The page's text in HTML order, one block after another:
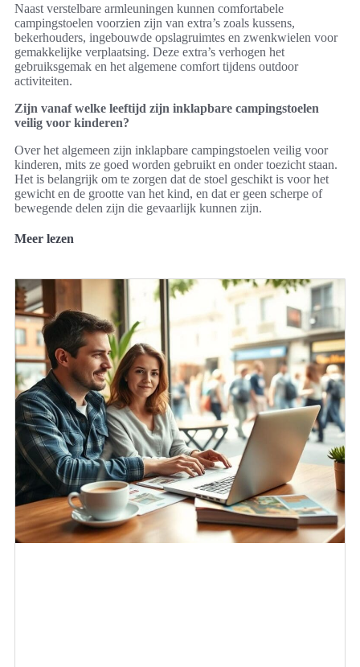
Naast verstelbare armleuningen kunnen comfortabele
campingstoelen voorzien zijn van extra’s zoals kussens,
bekerhouders, ingebouwde opslagruimtes en zwenkwielen voor
gemakkelijke verplaatsing. Deze extra’s verhogen het
gebruiksgemak en het algemene comfort tijdens outdoor
activiteiten.
Zijn vanaf welke leeftijd zijn inklapbare campingstoelen
veilig voor kinderen?
Over het algemeen zijn inklapbare campingstoelen veilig voor
kinderen, mits ze goed worden gebruikt en onder toezicht staan.
Het is belangrijk om te zorgen dat de stoel geschikt is voor het
gewicht en de grootte van het kind, en dat er geen scherpe of
bewegende delen zijn die gevaarlijk kunnen zijn.
Meer lezen